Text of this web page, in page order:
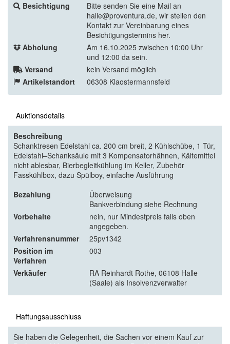
Besichtigung
Bitte senden Sie eine Mail an
halle@proventura.de, wir stellen den
Kontakt zur Vereinbarung eines
Besichtigungstermins her.
Abholung
Am 16.10.2025 zwischen 10:00 Uhr
und 12:00 da sein.
Versand
kein Versand möglich
Artikelstandort
06308 Klaostermannsfeld
Auktionsdetails
Beschreibung
Schanktresen Edelstahl ca. 200 cm breit, 2 Kühlschübe, 1 Tür,
Edelstahl–Schanksäule mit 3 Kompensatorhähnen, Kältemittel
nicht ablesbar, Bierbegleitkühlung im Keller, Zubehör
Fasskühlbox, dazu Spülboy, einfache Ausführung
Bezahlung
Überweisung
Bankverbindung siehe Rechnung
Vorbehalte
nein, nur Mindestpreis falls oben
angegeben.
Verfahrensnummer
25pv1342
Position im
Verfahren
003
Verkäufer
RA Reinhardt Rothe, 06108 Halle
(Saale) als Insolvenzverwalter
Haftungsausschluss
Sie haben die Gelegenheit, die Sachen vor einem Kauf zur